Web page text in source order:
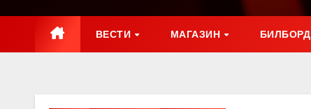
ВЕСТИ МАГАЗИН БИЛБОРД